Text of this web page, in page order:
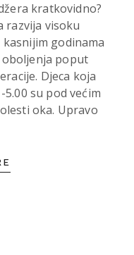
kratkovidno?
razvija visoku
godinama
oboljenja poput
Djeca koja
su pod većim
oka. Upravo